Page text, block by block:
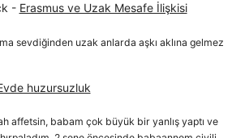
- Erasmus ve Uzak Mesafe İlişkisi
sevdiğinden uzak anlarda aşkı aklına gelmez
huzursuzluk
affetsin, babam çok büyük bir yanlış yaptı ve